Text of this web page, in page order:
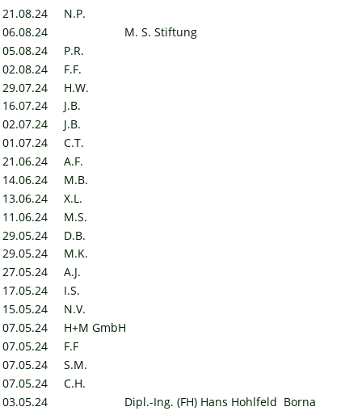
21.08.24
N.P.
06.08.24
M. S. Stiftung
05.08.24
P.R.
02.08.24
F.F.
29.07.24
H.W.
16.07.24
J.B.
02.07.24
J.B.
01.07.24
C.T.
21.06.24
A.F.
14.06.24
M.B.
13.06.24
X.L.
11.06.24
M.S.
29.05.24
D.B.
29.05.24
M.K.
27.05.24
A.J.
17.05.24
I.S.
15.05.24
N.V.
07.05.24
H+M GmbH
07.05.24
F.F
07.05.24
S.M.
07.05.24
C.H.
03.05.24
Dipl.-Ing. (FH) Hans Hohlfeld  Borna